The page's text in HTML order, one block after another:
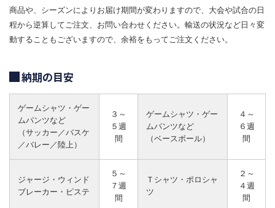
商品や、シーズンによりお届け期間が変わりますので、大会や試合の日
程から逆算してご注文、お問い合わせください。輸送の状況など日々変
動することもございますので、余裕をもってご注文ください。
納期の目安
ゲームシャツ・ゲー
ムパンツなど
（サッカー／バスケ
／バレー／陸上）
３～
５週
間
ゲームシャツ・ゲー
ムパンツなど
（ベースボール）
４～
６週
間
ジャージ・ウィンド
ブレーカー・ピステ
５～
７週
間
Ｔシャツ・ポロシャ
ツ
２～
４週
間